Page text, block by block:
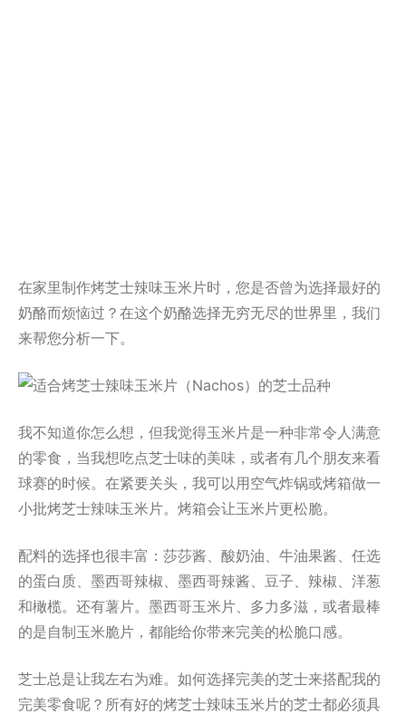
在家里制作烤芝士辣味玉米片时，您是否曾为选择最好的
奶酪而烦恼过？在这个奶酪选择无穷无尽的世界里，我们
来帮您分析一下。
我不知道你怎么想，但我觉得玉米片是一种非常令人满意
的零食，当我想吃点芝士味的美味，或者有几个朋友来看
球赛的时候。在紧要关头，我可以用空气炸锅或烤箱做一
小批烤芝士辣味玉米片。烤箱会让玉米片更松脆。
配料的选择也很丰富：莎莎酱、酸奶油、牛油果酱、任选
的蛋白质、墨西哥辣椒、墨西哥辣酱、豆子、辣椒、洋葱
和橄榄。还有薯片。墨西哥玉米片、多力多滋，或者最棒
的是自制玉米脆片，都能给你带来完美的松脆口感。
芝士总是让我左右为难。如何选择完美的芝士来搭配我的
完美零食呢？所有好的烤芝士辣味玉米片的芝士都必须具